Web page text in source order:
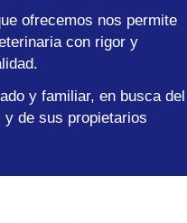
ofrecemos nos permite
con rigor y
y familiar, en busca del
de sus propietarios